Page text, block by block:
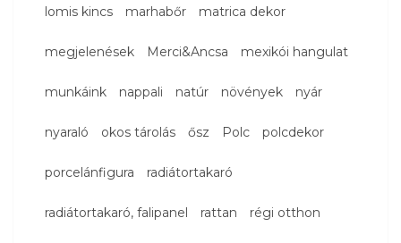
lomis kincs marhabőr matrica dekor
megjelenések Merci&Ancsa mexikói hangulat
munkáink nappali natúr növények nyár
nyaraló okos tárolás ősz Polc polcdekor
porcelánfigura radiátortakaró
radiátortakaró, falipanel rattan régi otthon